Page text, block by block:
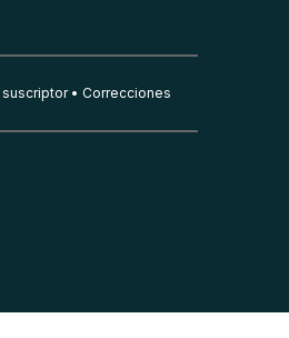
Correcciones